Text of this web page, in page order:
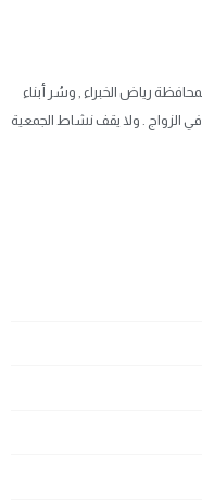
رياض الخبراء , وسُر أبناء
الزواج . ولا يقف نشاط الجمعية